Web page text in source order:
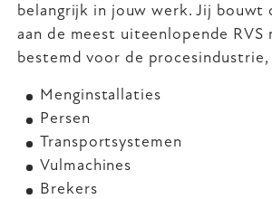
belangrijk in jouw werk. Jij bouwt
aan de meest uiteenlopende RVS
bestemd voor de procesindustrie,
Menginstallaties
Persen
Transportsystemen
Vulmachines
Brekers